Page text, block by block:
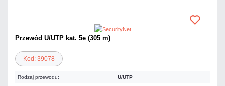
Przewód U/UTP kat. 5e (305 m)
Kod: 39078
Rodzaj przewodu: U/UTP